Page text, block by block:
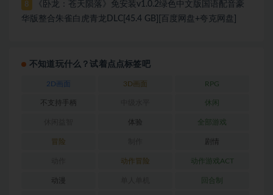
8
《卧龙：苍天陨落》免安装v1.0.2绿色中文版国语配音豪
华版整合朱雀白虎青龙DLC[45.4 GB][百度网盘+夸克网盘]
不知道玩什么？试着点点标签吧
2D画面 3D画面 RPG
不支持手柄 休闲
体验 全部游戏
冒险 剧情
动作冒险 动作游戏ACT
动漫 回合制